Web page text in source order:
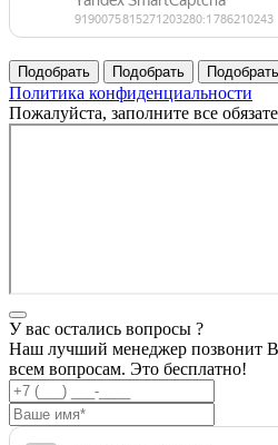
Политика конфиденциальности
Пожалуйста, заполните все
У вас остались вопросы ?
Наш лучший менеджер позвонит
всем вопросам. Это бесплатно!